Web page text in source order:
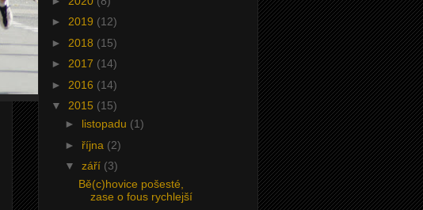
► 2019 (12)
► 2018 (15)
► 2017 (14)
► 2016 (14)
▼ 2015 (15)
► listopadu (1)
► října (2)
▼ září (3)
Bě(c)hovice pošesté,
zase o fous rychlejší